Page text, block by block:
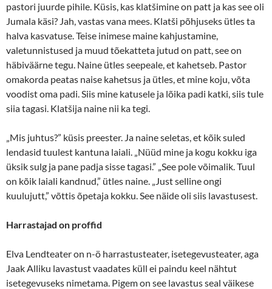
pastori juurde pihile. Küsis, kas klatšimine on patt ja kas see oli
Jumala käsi? Jah, vastas vana mees. Klatši põhjuseks ütles ta
halva kasvatuse. Teise inimese maine kahjustamine,
valetunnistused ja muud tõekatteta jutud on patt, see on
häbiväärne tegu. Naine ütles seepeale, et kahetseb. Pastor
omakorda peatas naise kahetsus ja ütles, et mine koju, võta
voodist oma padi. Siis mine katusele ja lõika padi katki, siis tule
siia tagasi. Klatšija naine nii ka tegi.
„Mis juhtus?” küsis preester. Ja naine seletas, et kõik suled
lendasid tuulest kantuna laiali. „Nüüd mine ja kogu kokku iga
üksik sulg ja pane padja sisse tagasi.” „See pole võimalik. Tuul
on kõik laiali kandnud,” ütles naine. „Just selline ongi
kuulujutt,” võttis õpetaja kokku. See näide oli siis lavastusest.
Harrastajad on proffid
Elva Lendteater on n-ö harrastusteater, isetegevusteater, aga
Jaak Alliku lavastust vaadates küll ei paindu keel nähtut
isetegevuseks nimetama. Pigem on see lavastus seal väikese